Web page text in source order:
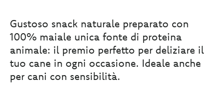
Gustoso snack naturale preparato con
100% maiale unica fonte di proteina
animale: il premio perfetto per deliziare il
tuo cane in ogni occasione. Ideale anche
per cani con sensibilità.